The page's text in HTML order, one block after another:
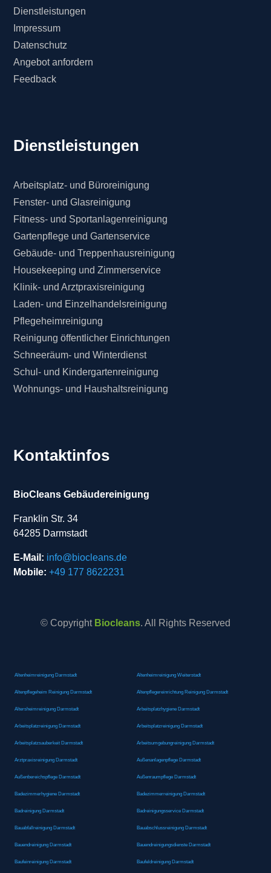
Dienstleistungen
Impressum
Datenschutz
Angebot anfordern
Feedback
Dienstleistungen
Arbeitsplatz- und Büroreinigung
Fenster- und Glasreinigung
Fitness- und Sportanlagenreinigung
Gartenpflege und Gartenservice
Gebäude- und Treppenhausreinigung
Housekeeping und Zimmerservice
Klinik- und Arztpraxisreinigung
Laden- und Einzelhandelsreinigung
Pflegeheimreinigung
Reinigung öffentlicher Einrichtungen
Schneeräum- und Winterdienst
Schul- und Kindergartenreinigung
Wohnungs- und Haushaltsreinigung
Kontaktinfos
BioCleans Gebäudereinigung
Franklin Str. 34
64285 Darmstadt
E-Mail: info@biocleans.de
Mobile: +49 177 8622231
© Copyright Biocleans. All Rights Reserved
Altenheimreinigung Darmstadt Altenheimreinigung Weiterstadt
Altenpflegeheim Reinigung Darmstadt Altenpflegereinrichtung Reinigung Darmstadt
Altersheimreinigung Darmstadt Arbeitsplatzhygiene Darmstadt
Arbeitsplatzreinigung Darmstadt Arbeitsplatzreinigung Darmstadt
Arbeitsplatzsauberkeit Darmstadt Arbeitsumgebungreinigung Darmstadt
Arztpraxisreinigung Darmstadt Außenanlagenpflege Darmstadt
Außenbereichspflege Darmstadt Außenraumpflege Darmstadt
Badezimmerhygiene Darmstadt Badezimmerreinigung Darmstadt
Badreinigung Darmstadt Badreinigungsservice Darmstadt
Bauabfallreinigung Darmstadt Bauabschlussreinigung Darmstadt
Bauendreinigung Darmstadt Bauendreinigungsdienste Darmstadt
Baufeinreinigung Darmstadt Baufeldreinigung Darmstadt